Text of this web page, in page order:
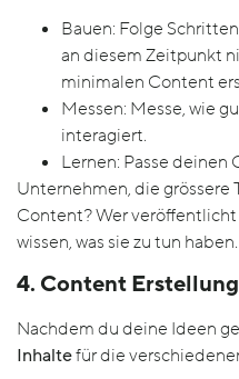
Bauen: Folge
an diesem Zeitpunkt
minimalen Content
Messen: Messe, wie
interagiert.
Lernen: Passe deinen
Unternehmen, die grössere
Content? Wer
wissen, was sie zu tun haben.
4. Content Erstellung
Nachdem du deine Ideen
Inhaltefür die